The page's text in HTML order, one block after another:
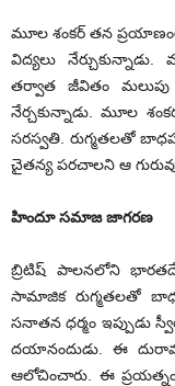
మూల శంకర్‌ ‌తన
విద్యలు
తర్వాత జీవితం మలుపు
నేర్చకున్నాడు. మూల
సరస్వతి. రుగ్మతలతో
చైతన్య పరచాలని ఆ
హిందూ సమాజ జాగరణ
బ్రిటిష్‌ ‌పాలనలోని
సామాజిక రుగ్మతలతో
సనాతన ధర్మం ఇప్పుడు
దయానందుడు. ఈ
ఆలోచించారు. ఈ